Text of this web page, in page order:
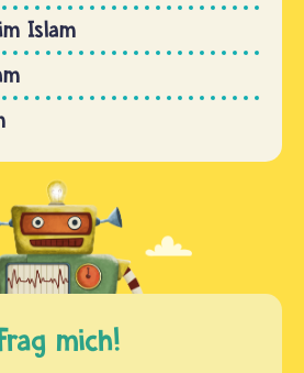
Islam
mich!